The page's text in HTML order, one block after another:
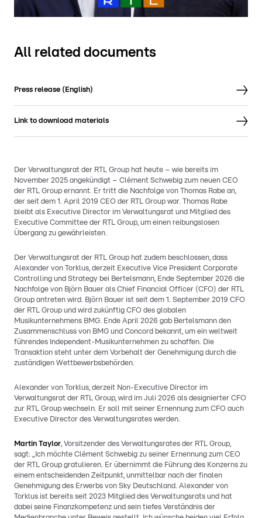
All related documents
Press release (English)
Link to download materials
Der Verwaltungsrat der RTL Group hat heute – wie bereits im
November 2025 angekündigt – Clément Schwebig zum neuen CEO
der RTL Group ernannt. Er tritt die Nachfolge von Thomas Rabe an,
der seit dem 1. April 2019 CEO der RTL Group war. Thomas Rabe
bleibt als Executive Director im Verwaltungsrat und Mitglied des
Executive Committee der RTL Group, um einen reibungslosen
Übergang zu gewährleisten.
Der Verwaltungsrat der RTL Group hat zudem beschlossen, dass
Alexander von Torklus, derzeit Executive Vice President Corporate
Controlling und Strategy bei Bertelsmann, Ende September 2026 die
Nachfolge von Björn Bauer als Chief Financial Officer (CFO) der RTL
Group antreten wird. Björn Bauer ist seit dem 1. September 2019 CFO
der RTL Group und wird zukünftig CFO des globalen
Musikunternehmens BMG. Ende April 2026 gab Bertelsmann den
Zusammenschluss von BMG und Concord bekannt, um ein weltweit
führendes Independent-Musikunternehmen zu schaffen. Die
Transaktion steht unter dem Vorbehalt der Genehmigung durch die
zuständigen Wettbewerbsbehörden.
Alexander von Torklus, derzeit Non-Executive Director im
Verwaltungsrat der RTL Group, wird im Juli 2026 als designierter CFO
zur RTL Group wechseln. Er soll mit seiner Ernennung zum CFO auch
Executive Director des Verwaltungsrates werden.
Martin Taylor, Vorsitzender des Verwaltungsrates der RTL Group,
sagt: „Ich möchte Clément Schwebig zu seiner Ernennung zum CEO
der RTL Group gratulieren. Er übernimmt die Führung des Konzerns zu
einem entscheidenden Zeitpunkt, unmittelbar nach der finalen
Genehmigung des Erwerbs von Sky Deutschland. Alexander von
Torklus ist bereits seit 2023 Mitglied des Verwaltungsrats und hat
dabei seine Finanzkompetenz und sein tiefes Verständnis der